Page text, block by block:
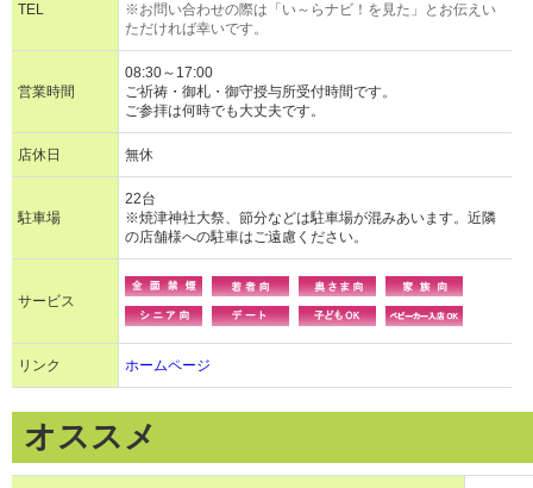
TEL
※お問い合わせの際は「い～らナビ！を見た」とお伝えい
ただければ幸いです。
営業時間
08:30～17:00
ご祈祷・御札・御守授与所受付時間です。
ご参拝は何時でも大丈夫です。
店休日 無休
駐車場
22台
※焼津神社大祭、節分などは駐車場が混みあいます。近隣
の店舗様への駐車はご遠慮ください。
サービス
リンク ホームページ
オススメ